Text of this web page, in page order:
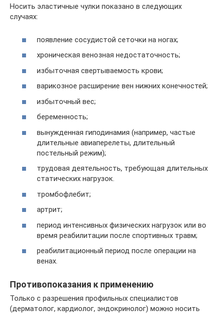
Носить эластичные чулки показано в следующих
случаях:
появление сосудистой сеточки на ногах;
хроническая венозная недостаточность;
избыточная свертываемость крови;
варикозное расширение вен нижних конечностей;
избыточный вес;
беременность;
вынужденная гиподинамия (например, частые
длительные авиаперелеты, длительный
постельный режим);
трудовая деятельность, требующая длительных
статических нагрузок.
тромбофлебит;
артрит;
период интенсивных физических нагрузок или во
время реабилитации после спортивных травм;
реабилитационный период после операции на
венах.
Противопоказания к применению
Только с разрешения профильных специалистов
(дерматолог, кардиолог, эндокринолог) можно носить